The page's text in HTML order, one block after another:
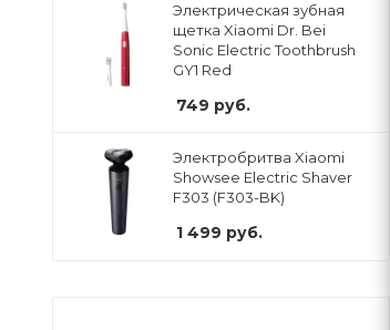
Электрическая зубная
щетка Xiaomi Dr. Bei
Sonic Electric Toothbrush
GY1 Red
749 руб.
Электробритва Xiaomi
Showsee Electric Shaver
F303 (F303-BK)
1 499 руб.